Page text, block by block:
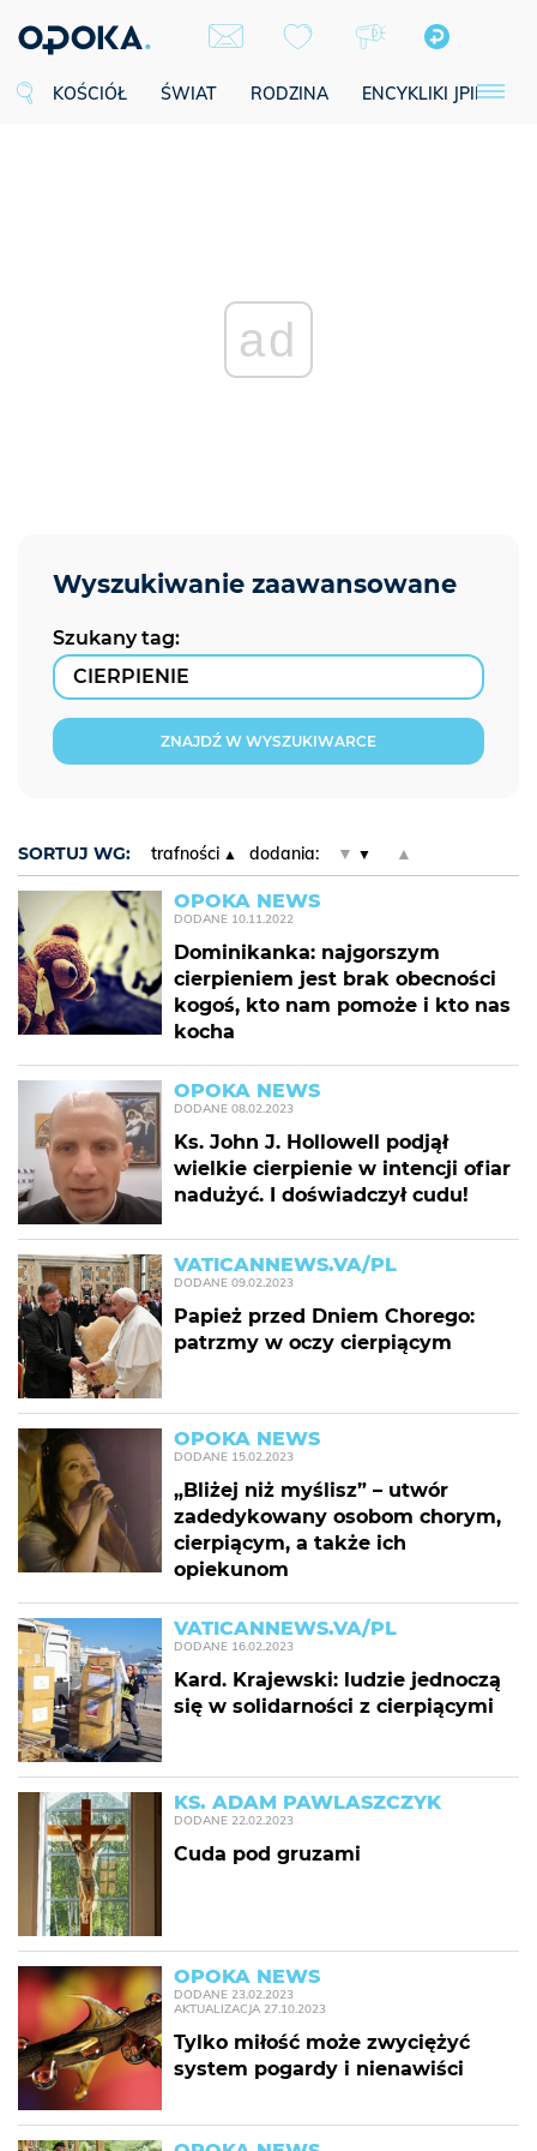
KOŚCIÓŁ ŚWIAT RODZINA ENCYKLIKI JPII
ad
Szukany tag:
ZNAJDŹ W WYSZUKIWARCE
SORTUJ WG: trafności dodania: ▼ ▲
OPOKA NEWS
DODANE 10.11.2022
Dominikanka: najgorszym
cierpieniem jest brak obecności
kogoś, kto nam pomoże i kto nas
kocha
OPOKA NEWS
DODANE 08.02.2023
Ks. John J. Hollowell podjął
wielkie cierpienie w intencji ofiar
nadużyć. I doświadczył cudu!
VATICANNEWS.VA/PL
DODANE 09.02.2023
Papież przed Dniem Chorego:
patrzmy w oczy cierpiącym
OPOKA NEWS
DODANE 15.02.2023
„Bliżej niż myślisz” – utwór
zadedykowany osobom chorym,
cierpiącym, a także ich
opiekunom
VATICANNEWS.VA/PL
DODANE 16.02.2023
Kard. Krajewski: ludzie jednoczą
się w solidarności z cierpiącymi
KS. ADAM PAWLASZCZYK
DODANE 22.02.2023
Cuda pod gruzami
OPOKA NEWS
DODANE 23.02.2023
AKTUALIZACJA 27.10.2023
Tylko miłość może zwyciężyć
system pogardy i nienawiści